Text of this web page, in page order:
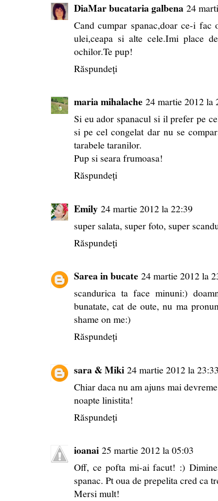
DiaMar bucataria galbena 24
Cand cumpar spanac,doar ce-i
ulei,ceapa si alte cele.Imi place
ochilor.Te pup!
Răspundeți
maria mihalache 24 martie 2012 la
Si eu ador spanacul si il prefer pe
si pe cel congelat dar nu se
tarabele taranilor.
Pup si seara frumoasa!
Răspundeți
Emily 24 martie 2012 la 22:39
super salata, super foto, super
Răspundeți
Sarea in bucate 24 martie 2012 la
scandurica ta face minuni:)
bunatate, cat de oute, nu ma
shame on me:)
Răspundeți
sara & Miki 24 martie 2012 la
Chiar daca nu am ajuns mai
noapte linistita!
Răspundeți
ioanai 25 martie 2012 la 05:03
Off, ce pofta mi-ai facut! :)
spanac. Pt oua de prepelita cred ca
Mersi mult!